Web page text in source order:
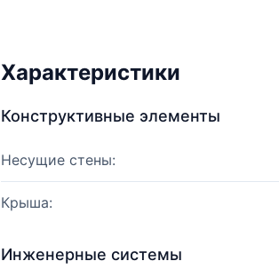
Характеристики
Конструктивные элементы
Несущие стены:
Крыша:
Инженерные системы